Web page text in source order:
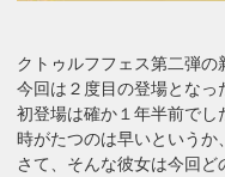
クトゥルフフェス第二弾の
今回は２度目の登場となっ
初登場は確か１年半前でし
時がたつのは早いというか
さて、そんな彼女は今回ど